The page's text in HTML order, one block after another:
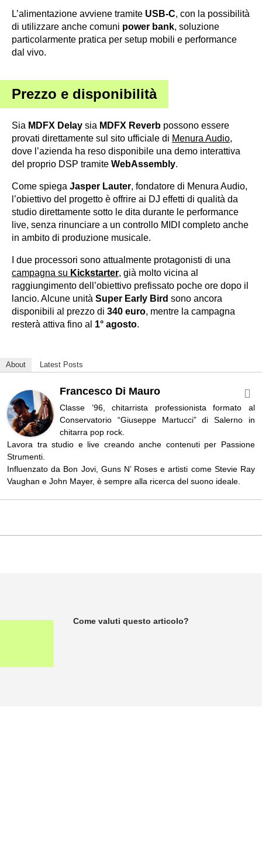
L’alimentazione avviene tramite USB-C, con la possibilità
di utilizzare anche comuni power bank, soluzione
particolarmente pratica per setup mobili e performance
dal vivo.
Prezzo e disponibilità
Sia MDFX Delay sia MDFX Reverb possono essere
provati direttamente sul sito ufficiale di Menura Audio,
dove l’azienda ha reso disponibile una demo interattiva
del proprio DSP tramite WebAssembly.
Come spiega Jasper Lauter, fondatore di Menura Audio,
l’obiettivo del progetto è offrire ai DJ effetti di qualità da
studio direttamente sotto le dita durante le performance
live, senza rinunciare a un controllo MIDI completo anche
in ambito di produzione musicale.
I due processori sono attualmente protagonisti di una
campagna su Kickstarter, già molto vicina al
raggiungimento dell’obiettivo prefissato poche ore dopo il
lancio. Alcune unità Super Early Bird sono ancora
disponibili al prezzo di 340 euro, mentre la campagna
resterà attiva fino al 1° agosto.
About Latest Posts
Francesco Di Mauro
Classe ’96, chitarrista professionista formato al
Conservatorio “Giuseppe Martucci” di Salerno in
chitarra pop rock.
Lavora tra studio e live creando anche contenuti per Passione
Strumenti.
Influenzato da Bon Jovi, Guns N’ Roses e artisti come Stevie Ray
Vaughan e John Mayer, è sempre alla ricerca del suono ideale.
Come valuti questo articolo?